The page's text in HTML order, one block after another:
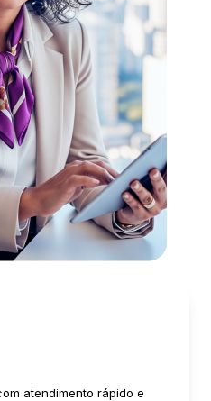
atendimento rápido e